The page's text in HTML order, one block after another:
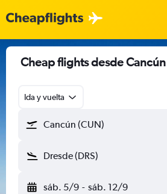
Cheap flights desde
Ida y vuelta
Cancún (CUN)
Dresde (DRS)
sáb. 5/9 - sáb. 12/9